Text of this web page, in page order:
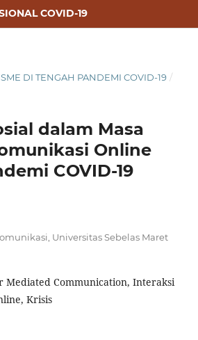
COVID-19
DI TENGAH PANDEMI COVID-19 /
dalam Masa
Online
COVID-19
Universitas Sebelas Maret
Mediated Communication, Interaksi
Krisis